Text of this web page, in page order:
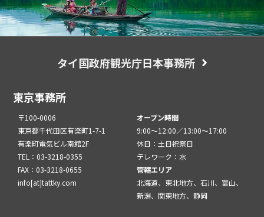
タイ国政府観光庁日本事務所
東京事務所
〒100-0006
東京都千代田区有楽町1-7-1
有楽町電気ビル南館2F
TEL：03-3218-0355
FAX：03-3218-0655
info[at]tattky.com
オープン時間
9:00～12:00／13:00～17:00
休日：土日祝祭日
テレワーク：水
管轄エリア
北海道、東北地方、石川、富山、
新潟、関東地方、静岡